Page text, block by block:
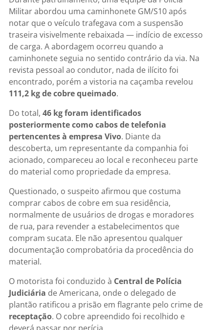
Militar abordou uma caminhonete GM/S10 após
notar que o veículo trafegava com a suspensão
traseira visivelmente rebaixada — indício de excesso
de carga. A abordagem ocorreu quando a
caminhonete seguia no sentido contrário da via. Na
revista pessoal ao condutor, nada de ilícito foi
encontrado, porém a vistoria na caçamba revelou
111,2 kg de cobre queimado.
Do total, 46 kg foram identificados
posteriormente como cabos de telefonia
pertencentes à empresa Vivo. Diante da
descoberta, um representante da companhia foi
acionado, compareceu ao local e reconheceu parte
do material como propriedade da empresa.
Questionado, o suspeito afirmou que costuma
comprar cabos de cobre em sua residência,
normalmente de usuários de drogas e moradores
de rua, para revender a estabelecimentos que
compram sucata. Ele não apresentou qualquer
documentação comprobatória da procedência do
material.
O motorista foi conduzido à Central de Polícia
Judiciária de Americana, onde o delegado de
plantão ratificou a prisão em flagrante pelo crime de
receptação. O cobre apreendido foi recolhido e